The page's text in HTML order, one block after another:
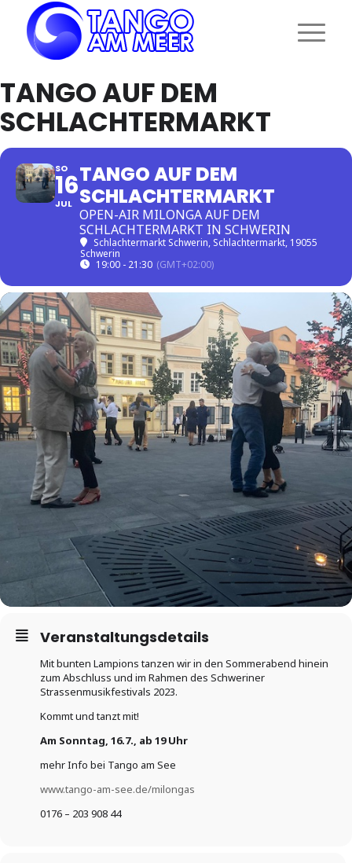
TANGO AUF DEM
SCHLACHTERMARKT
SO
16
JUL
TANGO AUF DEM
SCHLACHTERMARKT
OPEN-AIR MILONGA AUF DEM
SCHLACHTERMARKT IN SCHWERIN
Schlachtermarkt Schwerin, Schlachtermarkt, 19055
Schwerin
19:00 - 21:30 (GMT+02:00)
Veranstaltungsdetails
Mit bunten Lampions tanzen wir in den Sommerabend hinein
zum Abschluss und im Rahmen des Schweriner
Strassenmusikfestivals 2023.
Kommt und tanzt mit!
Am Sonntag, 16.7., ab 19 Uhr
mehr Info bei Tango am See
www.tango-am-see.de/milongas
0176 – 203 908 44